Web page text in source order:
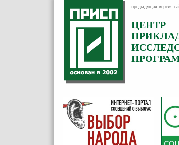
предыдущая версия
ЦЕНТР